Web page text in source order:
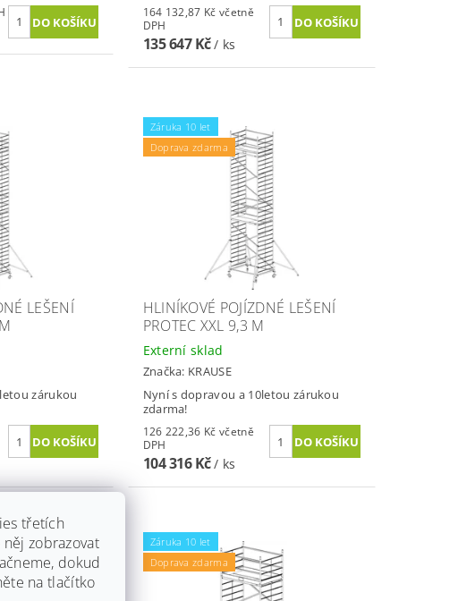
164 132,87 Kč včetně
DPH
135 647 Kč/ ks
LEŠENÍ
zárukou
Záruka 10 let
Doprava zdarma
HLINÍKOVÉ POJÍZDNÉ LEŠENÍ
PROTEC XXL 9,3 M
Externí sklad
Značka: KRAUSE
Nyní s dopravou a 10letou zárukou
zdarma!
126 222,36 Kč včetně
DPH
104 316 Kč/ ks
Záruka 10 let
Doprava zdarma
třetích
zobrazovat
dokud
na tlačítko